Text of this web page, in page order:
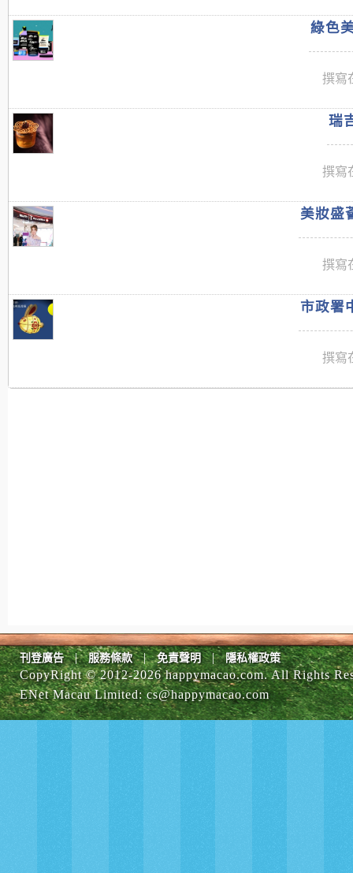
綠色
撰寫
瑞
撰寫
美妝盛
撰寫
市政署
撰寫
刊登廣告 | 服務條款 | 免責聲明 | 隱私權政策
CopyRight © 2012-2026 happymacao.com. All Rights
ENet Macau Limited:cs@happymacao.com